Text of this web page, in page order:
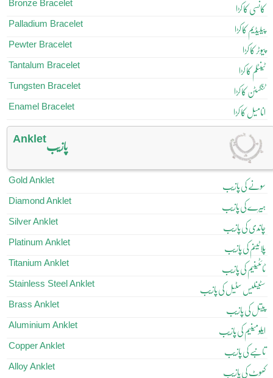
Bronze Bracelet کانسی کا کڑا
Palladium Bracelet پیلیڈیم کا کڑا
Pewter Bracelet پیوٹر کا کڑا
Tantalum Bracelet ٹینٹلم کا کڑا
Tungsten Bracelet ٹنگسٹن کا کڑا
Enamel Bracelet انامیل کا کڑا
Ankletپازیب
Gold Anklet سونے کی پازیب
Diamond Anklet ہیرے کی پازیب
Silver Anklet چاندی کی پازیب
Platinum Anklet پلاٹینم کی پازیب
Titanium Anklet ٹائٹینیم کی پازیب
Stainless Steel Anklet سٹینلیس سٹیل کی پازیب
Brass Anklet پیتل کی پازیب
Aluminium Anklet ایلومینیم کی پازیب
Copper Anklet تانبے کی پازیب
Alloy Anklet کھوٹ کی پازیب